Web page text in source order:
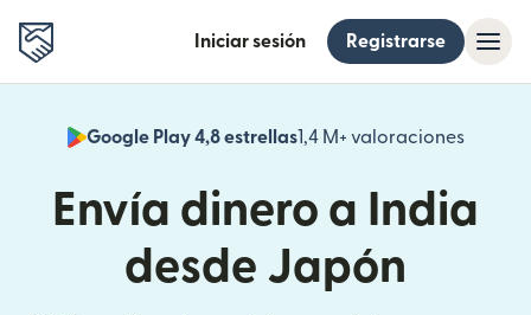
Iniciar sesión Registrarse
Google Play 4,8 estrellas1,4 M+ valoraciones
(se
Envía dinero a India
desde Japón